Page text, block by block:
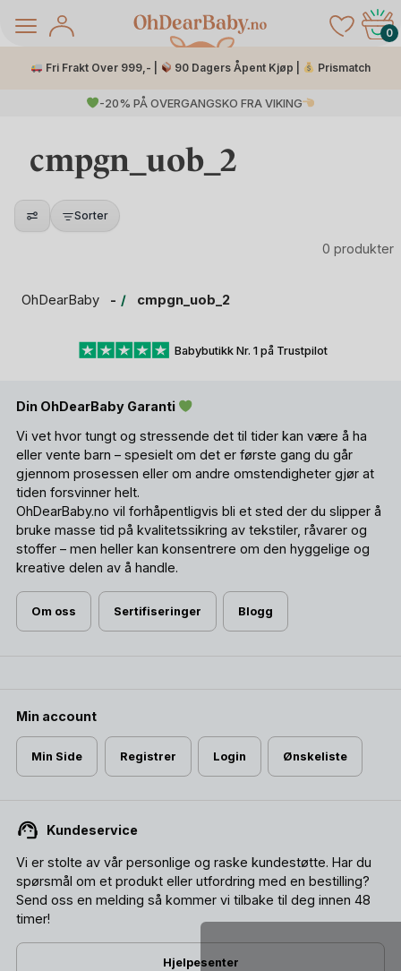
0
Fri Frakt Over 999,- | 90 Dagers Åpent Kjøp | Prismatch
-20% PÅ OVERGANGSKO FRA VIKING
Salg
cmpgn_uob_2
Sorter
0 produkter
OhDearBaby cmpgn_uob_2
Babybutikk Nr. 1 på Trustpilot
Din OhDearBaby Garanti
Vi vet hvor tungt og stressende det til tider kan være å ha
eller vente barn – spesielt om det er første gang du går
gjennom prosessen eller om andre omstendigheter gjør at
tiden forsvinner helt.
OhDearBaby.no vil forhåpentligvis bli et sted der du slipper å
bruke masse tid på kvalitetssikring av tekstiler, råvarer og
stoffer – men heller kan konsentrere om den hyggelige og
kreative delen av å handle.
Om oss Sertifiseringer Blogg
Min account
Min Side Registrer Login Ønskeliste
Kundeservice
Vi er stolte av vår personlige og raske kundestøtte. Har du
spørsmål om et produkt eller utfordring med en bestilling?
Send oss ​​en melding så kommer vi tilbake til deg innen 48
timer!
Hjelpesenter